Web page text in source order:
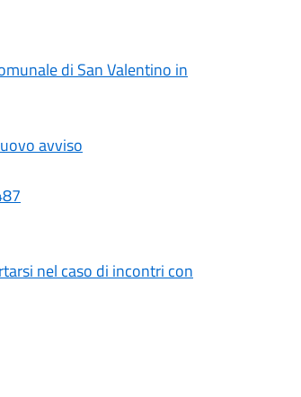
di San Valentino in
avviso
nel caso di incontri con